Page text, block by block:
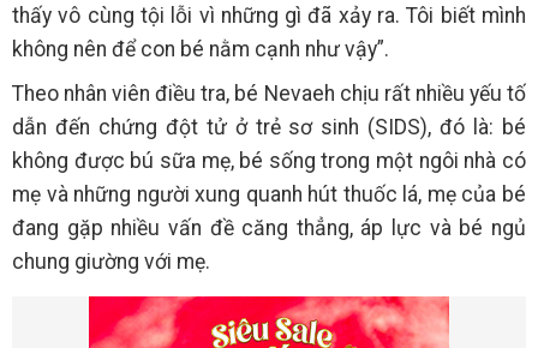
thấy vô cùng tội lỗi vì những gì đã xảy ra. Tôi biết mình
không nên để con bé nằm cạnh như vậy”.
Theo nhân viên điều tra, bé Nevaeh chịu rất nhiều yếu tố
dẫn đến chứng đột tử ở trẻ sơ sinh (SIDS), đó là: bé
không được bú sữa mẹ, bé sống trong một ngôi nhà có
mẹ và những người xung quanh hút thuốc lá, mẹ của bé
đang gặp nhiều vấn đề căng thẳng, áp lực và bé ngủ
chung giường với mẹ.